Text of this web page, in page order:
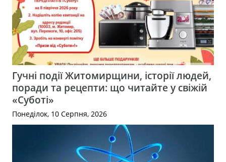
Гучні події Житомирщини, історії людей,
поради та рецепти: що читайте у свіжій
«Суботі»
Понеділок, 10 Серпня, 2026